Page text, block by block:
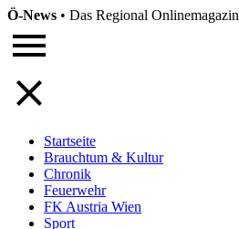
Ö-News • Das Regional Onlinemagazin
Startseite
Brauchtum & Kultur
Chronik
Feuerwehr
FK Austria Wien
Sport